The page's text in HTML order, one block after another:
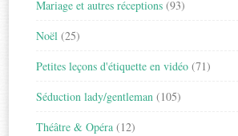
Mariage et autres réceptions (93)
Noël (25)
Petites leçons d'étiquette en vidéo (71)
Séduction lady/gentleman (105)
Théâtre & Opéra (12)